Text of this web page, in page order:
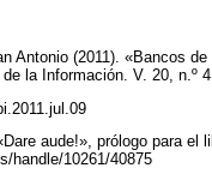
Antonio (2011). «Bancos
la Información. V. 20, n.º
aude!», prólogo para
handle/10261/40875